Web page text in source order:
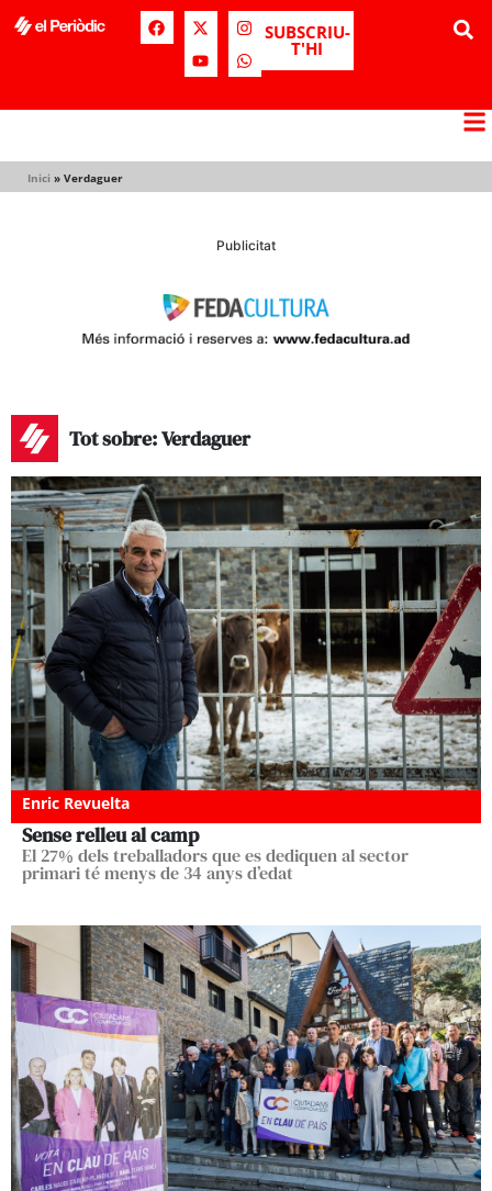
SUBSCRIU-
T'HI
Inici » Verdaguer
Publicitat
Tot sobre: Verdaguer
Enric Revuelta
Sense relleu al camp
El 27% dels treballadors que es dediquen al sector
primari té menys de 34 anys d’edat